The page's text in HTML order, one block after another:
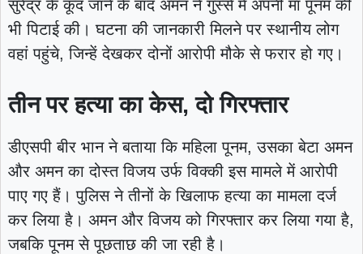
सुरेंद्र के कूद जाने के बाद अमन ने गुस्से में अपनी मां पूनम की
भी पिटाई की। घटना की जानकारी मिलने पर स्थानीय लोग
वहां पहुंचे, जिन्हें देखकर दोनों आरोपी मौके से फरार हो गए।
तीन पर हत्या का केस, दो गिरफ्तार
डीएसपी बीर भान ने बताया कि महिला पूनम, उसका बेटा अमन
और अमन का दोस्त विजय उर्फ विक्की इस मामले में आरोपी
पाए गए हैं। पुलिस ने तीनों के खिलाफ हत्या का मामला दर्ज
कर लिया है। अमन और विजय को गिरफ्तार कर लिया गया है,
जबकि पूनम से पूछताछ की जा रही है।